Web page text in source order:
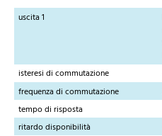
uscita 1
isteresi di commutazione
frequenza di commutazione
tempo di risposta
ritardo disponibilità